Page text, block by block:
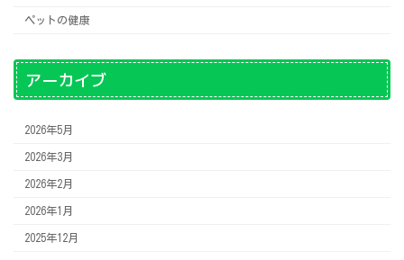
ペットの健康
アーカイブ
2026年5月
2026年3月
2026年2月
2026年1月
2025年12月